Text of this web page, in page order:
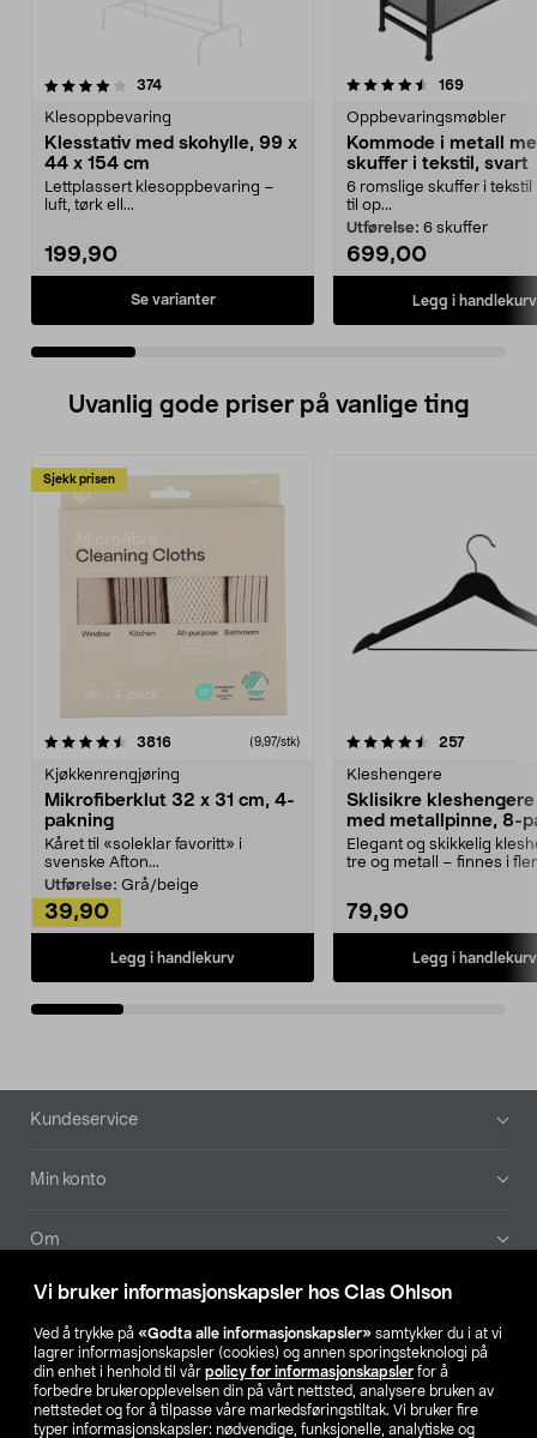
Vi bruker informasjonskapsler hos Clas Ohlson
Ved å trykke på «Godta alle informasjonskapsler» samtykker du i at vi
lagrer informasjonskapsler (cookies) og annen sporingsteknologi på
din enhet i henhold til vår policy for informasjonskapsler for å
forbedre brukeropplevelsen din på vårt nettsted, analysere bruken av
nettstedet og for å tilpasse våre markedsføringstiltak. Vi bruker fire
typer informasjonskapsler: nødvendige, funksjonelle, analytiske og
374anmeldelser
Klesoppbevaring
Klesstativ med skohylle, 99 x
44 x 154 cm
Lettplassert klesoppbevaring –
luft, tørk ell...
199,90
Se varianter
4.5 av 5 stjerner 169
Oppbevaringsmøbler
Kommode i metall
skuffer i tekstil, svart
6 romslige skuffer i
til op...
Utførelse: 6 skuffer
699,00
Legg i handlekurv
4.0 av 5 stjerner
Uvanlig gode priser på vanlige ting
Sjekk prisen
3816anmeldelser(9,97/stk)
Kjøkkenrengjøring
Mikrofiberklut 32 x 31 cm, 4-
pakning
Kåret til «soleklar favoritt» i
svenske Afton...
Utførelse: Grå/beige
39,90
Legg i handlekurv
4.5av 5 stjerner 257
Kleshengere
Sklisikre
med metallpinne, 8-
Elegant og skikkelig
tre og metall – finnes i
79,90
Legg i handlekurv
4.5av 5 stjerner
Bunntekst
Kundeservice
Min konto
Om
Aktuelt
Våre selskaper
Finn din butikk